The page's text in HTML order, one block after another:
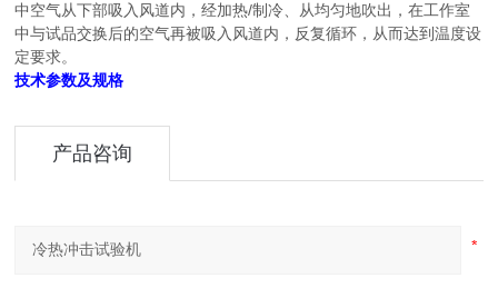
中空气从下部吸入风道内，经加热/制冷、从均匀地吹出，在工作室
中与试品交换后的空气再被吸入风道内，反复循环，从而达到温度设
定要求。
技术参数及规格
产品咨询